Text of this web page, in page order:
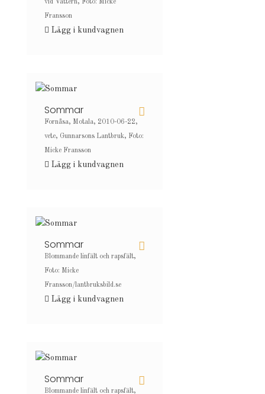
vid Vättern, Foto: Micke
Fransson
Lägg i kundvagnen
Sommar
Fornåsa, Motala, 2010-06-22,
vete, Gunnarsons Lantbruk, Foto:
Micke Fransson
Lägg i kundvagnen
Sommar
Blommande linfält och rapsfält,
Foto: Micke
Fransson/lantbruksbild.se
Lägg i kundvagnen
Sommar
Blommande linfält och rapsfält,